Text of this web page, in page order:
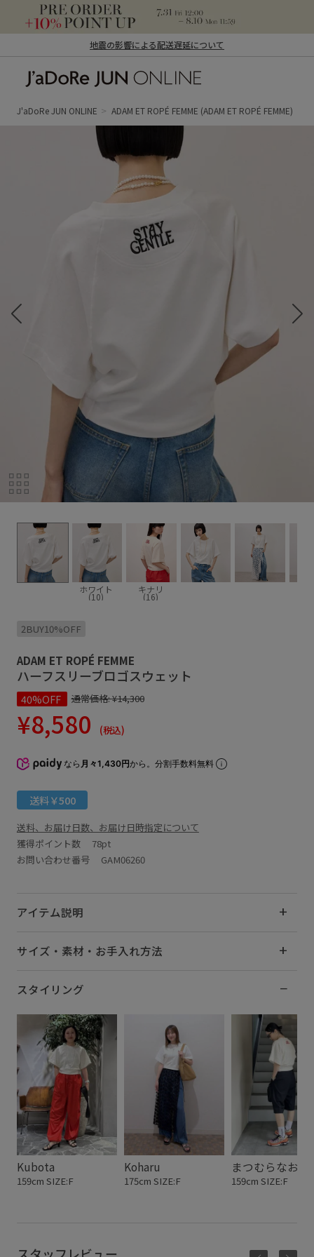
地震の影響による配送遅延について
ン オンライン）
J'aDoRe JUN ONLINE ADAM ET ROPÉ FEMME (ADAM ET ROPÉ FEMME)
ホワイト
(10)
キナリ
(16)
2BUY10%OFF
ADAM ET ROPÉ FEMME
ハーフスリーブロゴスウェット
40%OFF 通常価格:¥14,300
¥8,580 (税込)
なら 月々1,430円から。分割手数料無料
送料￥500
送料、お届け日数、お届け日時指定について
獲得ポイント数 78pt
お問い合わせ番号 GAM06260
アイテム説明
サイズ・素材・お手入れ方法
スタイリング
Kubota
159cm SIZE:F
Koharu
175cm SIZE:F
まつむらなおみ
159cm SIZE:F
スタッフレビュー